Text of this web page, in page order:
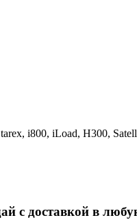
i800, iLoad, H300,
с доставкой в